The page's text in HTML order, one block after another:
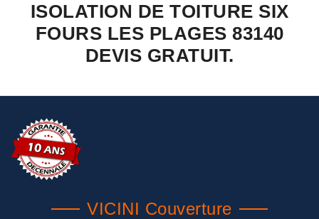
ISOLATION DE TOITURE SIX
FOURS LES PLAGES 83140
DEVIS GRATUIT.
VICINI Couverture